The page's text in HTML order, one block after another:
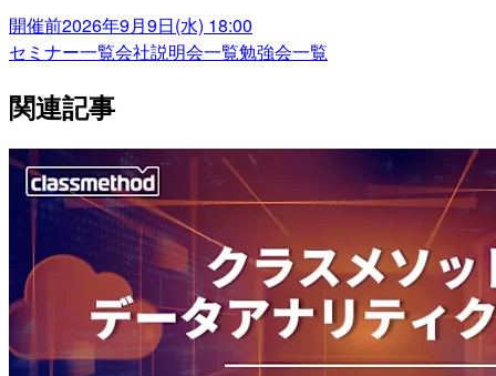
開催前2026年9月9日(水) 18:00
セミナー一覧会社説明会一覧勉強会一覧
関連記事